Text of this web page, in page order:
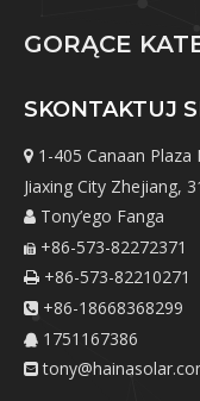
GORĄCE
SKONTAKTUJ
 1-405 Canaan
Jiaxing City Zhejiang,
 Tony’ego Fanga
 +86-573-82272371
 +86-573-82210271
 +86-18668368299
 1751167386
